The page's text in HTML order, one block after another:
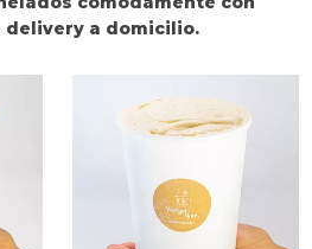
a domicilio.